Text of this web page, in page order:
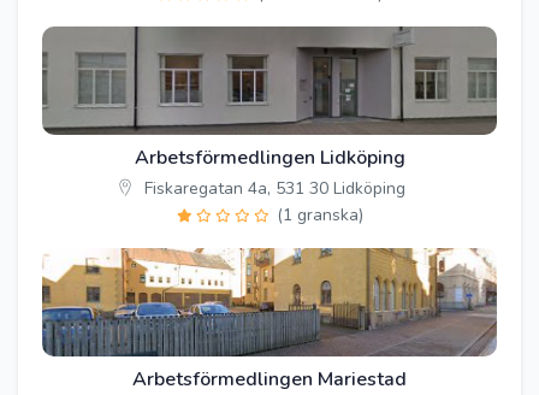
Arbetsförmedlingen Lidköping
Fiskaregatan 4a, 531 30 Lidköping
(1 granska)
Arbetsförmedlingen Mariestad